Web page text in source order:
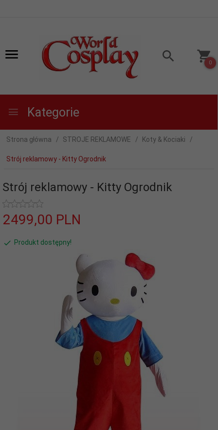
0
Kategorie
Strona główna STROJE REKLAMOWE Koty & Kociaki
Strój reklamowy - Kitty Ogrodnik
Strój reklamowy - Kitty Ogrodnik
2499,00 PLN
Produkt dostępny!